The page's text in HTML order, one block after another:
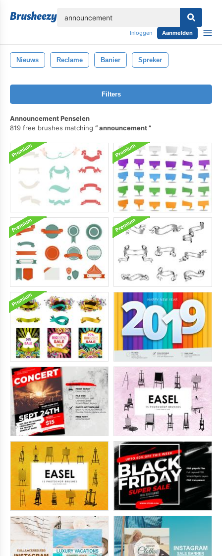
Inloggen Aanmelden
Nieuws Reclame Banier Spreker
Filters
Announcement Penselen
819 free brushes matching
announcement